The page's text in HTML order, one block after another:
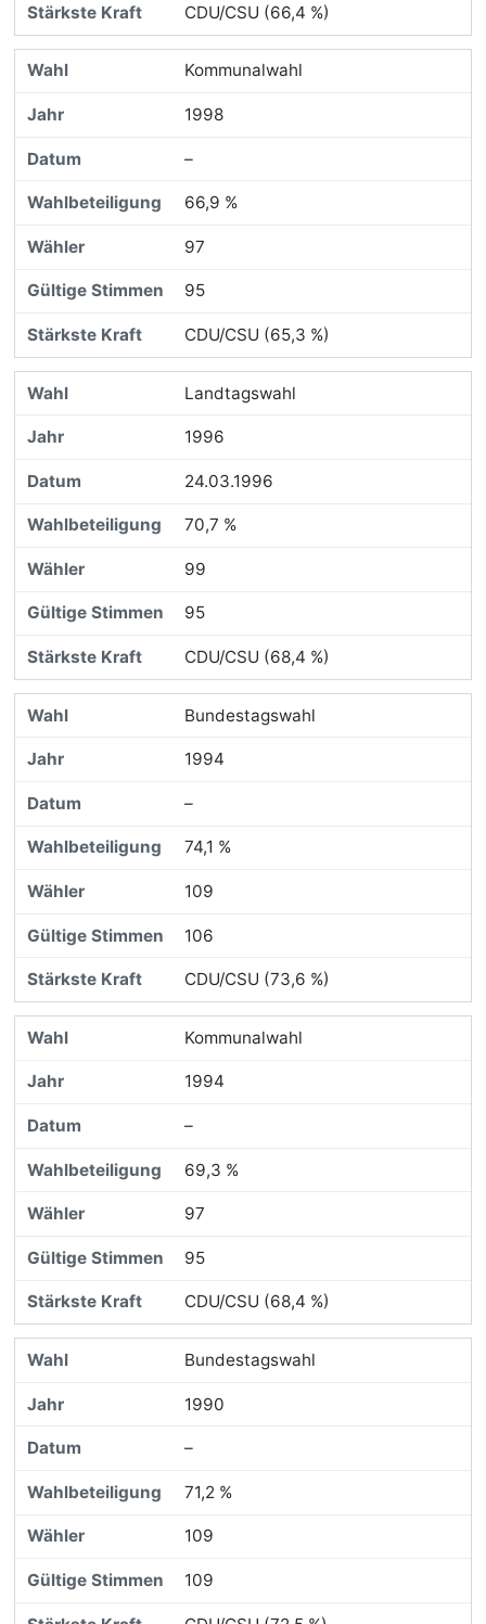
CDU/CSU (66,4 %)
Kommunalwahl
1998
–
66,9 %
97
95
CDU/CSU (65,3 %)
Landtagswahl
1996
24.03.1996
70,7 %
99
95
CDU/CSU (68,4 %)
Bundestagswahl
1994
–
74,1 %
109
106
CDU/CSU (73,6 %)
Kommunalwahl
1994
–
69,3 %
97
95
CDU/CSU (68,4 %)
Bundestagswahl
1990
–
71,2 %
109
109